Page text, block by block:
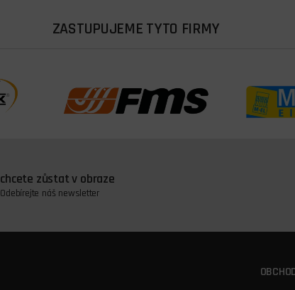
ZASTUPUJEME TYTO FIRMY
chcete zůstat v obraze
Odebírejte náš newsletter